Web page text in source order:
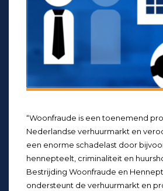
“Woonfraude is een toenemend
Nederlandse verhuurmarkt en
een enorme schadelast door
hennepteelt, criminaliteit en
Bestrijding Woonfraude en
ondersteunt de verhuurmarkt en